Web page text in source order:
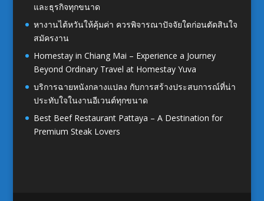
และธุรกิจทุกขนาด
หางานไต้หวันให้คุ้มค่า ควรพิจารณาปัจจัยใดก่อนตัดสินใจ
สมัครงาน
Homestay in Chiang Mai – Experience a Journey
Beyond Ordinary Travel at Homestay Yuva
บริการฉายหนังกลางแปลง กับการสร้างประสบการณ์ที่น่า
ประทับใจในงานอีเวนต์ทุกขนาด
Best Beef Restaurant Pattaya – A Destination for
Premium Steak Lovers